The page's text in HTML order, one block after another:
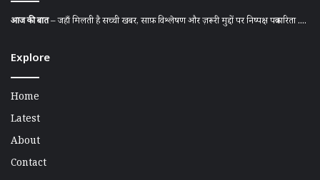
आज की बात– जहाँ मिलती है सच्ची खबर, साफ़ विश्लेषण और ज़रूरी मुद्दों पर निष्पक्ष पत्रकारिता ....
Explore
Home
Latest
About
Contact